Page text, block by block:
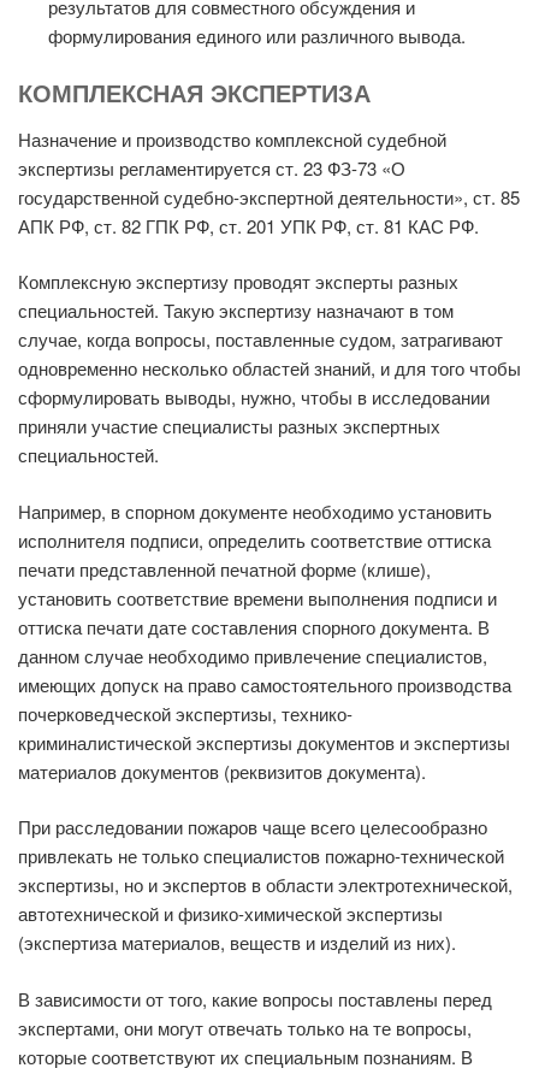
результатов для совместного обсуждения и
формулирования единого или различного вывода.
КОМПЛЕКСНАЯ ЭКСПЕРТИЗА
Назначение и производство комплексной судебной
экспертизы регламентируется ст. 23 ФЗ-73 «О
государственной судебно-экспертной деятельности», ст. 85
АПК РФ, ст. 82 ГПК РФ, ст. 201 УПК РФ, ст. 81 КАС РФ.
Комплексную экспертизу проводят эксперты разных
специальностей. Такую экспертизу назначают в том
случае, когда вопросы, поставленные судом, затрагивают
одновременно несколько областей знаний, и для того чтобы
сформулировать выводы, нужно, чтобы в исследовании
приняли участие специалисты разных экспертных
специальностей.
Например, в спорном документе необходимо установить
исполнителя подписи, определить соответствие оттиска
печати представленной печатной форме (клише),
установить соответствие времени выполнения подписи и
оттиска печати дате составления спорного документа. В
данном случае необходимо привлечение специалистов,
имеющих допуск на право самостоятельного производства
почерковедческой экспертизы, технико-
криминалистической экспертизы документов и экспертизы
материалов документов (реквизитов документа).
При расследовании пожаров чаще всего целесообразно
привлекать не только специалистов пожарно-технической
экспертизы, но и экспертов в области электротехнической,
автотехнической и физико-химической экспертизы
(экспертиза материалов, веществ и изделий из них).
В зависимости от того, какие вопросы поставлены перед
экспертами, они могут отвечать только на те вопросы,
которые соответствуют их специальным познаниям. В